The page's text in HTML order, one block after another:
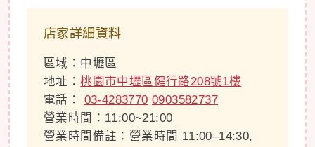
店家詳細資料
區域：中壢區
地址：桃園市中壢區健行路208號1樓
電話： 03-4283770 0903582737
營業時間：11:00~21:00
營業時間備註：營業時間 11:00–14:30,